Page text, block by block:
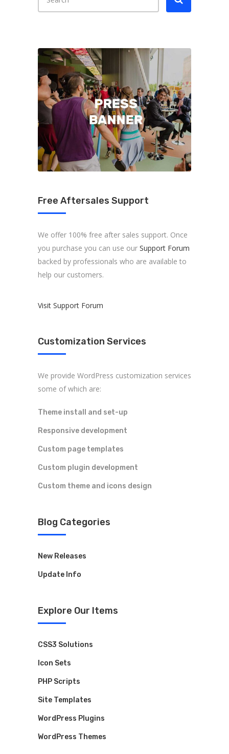
Free Aftersales Support
We offer 100% free after sales support. Once
you purchase you can use our Support Forum
backed by professionals who are available to
help our customers.
Visit Support Forum
Customization Services
We provide WordPress customization services
some of which are:
Theme install and set-up
Responsive development
Custom page templates
Custom plugin development
Custom theme and icons design
Blog Categories
New Releases
Update Info
Explore Our Items
CSS3 Solutions
Icon Sets
PHP Scripts
Site Templates
WordPress Plugins
WordPress Themes